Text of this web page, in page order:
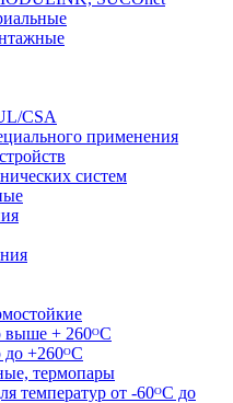
CSA
применения
систем
выше + 260ᴼС
до +260ᴼС
термопары
температур от -60ᴼC до